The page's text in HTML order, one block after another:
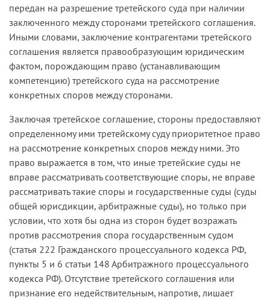
передан на разрешение третейского суда при наличии
заключенного между сторонами третейского соглашения.
Иными словами, заключение контрагентами третейского
соглашения является правообразующим юридическим
фактом, порождающим право (устанавливающим
компетенцию) третейского суда на рассмотрение
конкретных споров между сторонами.
Заключая третейское соглашение, стороны предоставляют
определенному ими третейскому суду приоритетное право
на рассмотрение конкретных споров между ними. Это
право выражается в том, что иные третейские суды не
вправе рассматривать соответствующие споры, не вправе
рассматривать такие споры и государственные суды (суды
общей юрисдикции, арбитражные суды), но только при
условии, что хотя бы одна из сторон будет возражать
против рассмотрения спора государственным судом
(статья 222 Гражданского процессуального кодекса РФ,
пункты 5 и 6 статьи 148 Арбитражного процессуального
кодекса РФ). Отсутствие третейского соглашения или
признание его недействительным, напротив, лишает